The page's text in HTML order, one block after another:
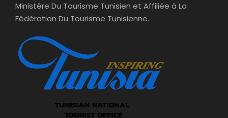
Ministère Du Tourisme Tunisien et Affiliée à La
Fédération Du Tourisme Tunisienne.